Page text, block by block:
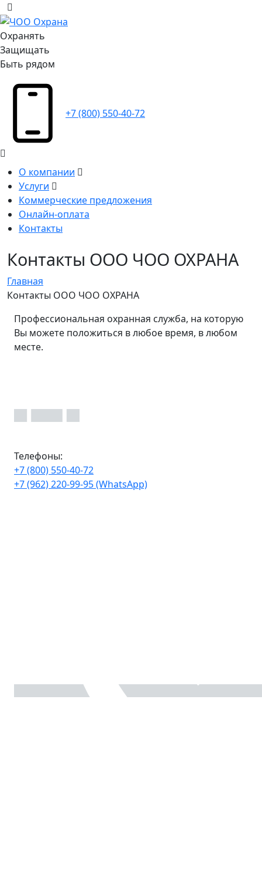
Охранять
Защищать
Быть рядом
+7 (800) 550-40-72
О компании
Услуги
Коммерческие предложения
Онлайн-оплата
Контакты
Контакты ООО ЧОО ОХРАНА
Главная
Контакты ООО ЧОО ОХРАНА
Профессиональная охранная служба, на которую
Вы можете положиться в любое время, в любом
месте.
Телефоны:
+7 (800) 550-40-72
+7 (962) 220-99-95 (WhatsApp)